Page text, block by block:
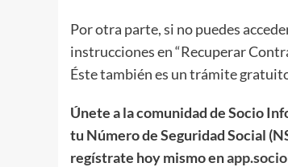
Por otra parte, si no puedes
instrucciones en “Recuperar
Éste también es un trámite
Únete a la comunidad de Socio
tu Número de Seguridad Social
regístrate hoy mismo en